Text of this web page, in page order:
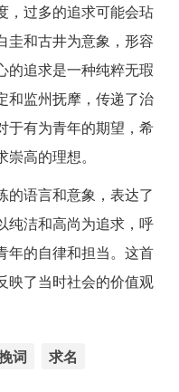
，过多的追求可能会玷
圭和古井为意象，形容
的追求是一种纯粹无瑕
和监州抚摩，传递了治
于有为青年的期望，希
高的理想。
的语言和意象，表达了
纯洁和高尚为追求，呼
年的自律和担当。这首
映了当时社会的价值观
词 求名